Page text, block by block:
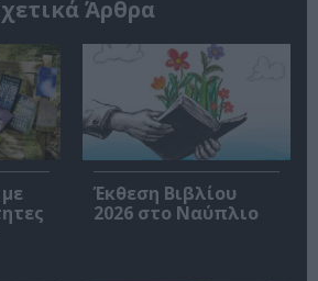
Άρθρα
Έκθεση Βιβλίου
2026 στο Ναύπλιο